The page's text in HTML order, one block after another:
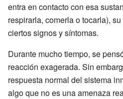
entra en contacto con esa
respirarla, comerla o tocarla),
ciertos signos y síntomas.
Durante mucho tiempo, se
reacción exagerada. Sin
respuesta normal del sistema
algo que no es una amenaza